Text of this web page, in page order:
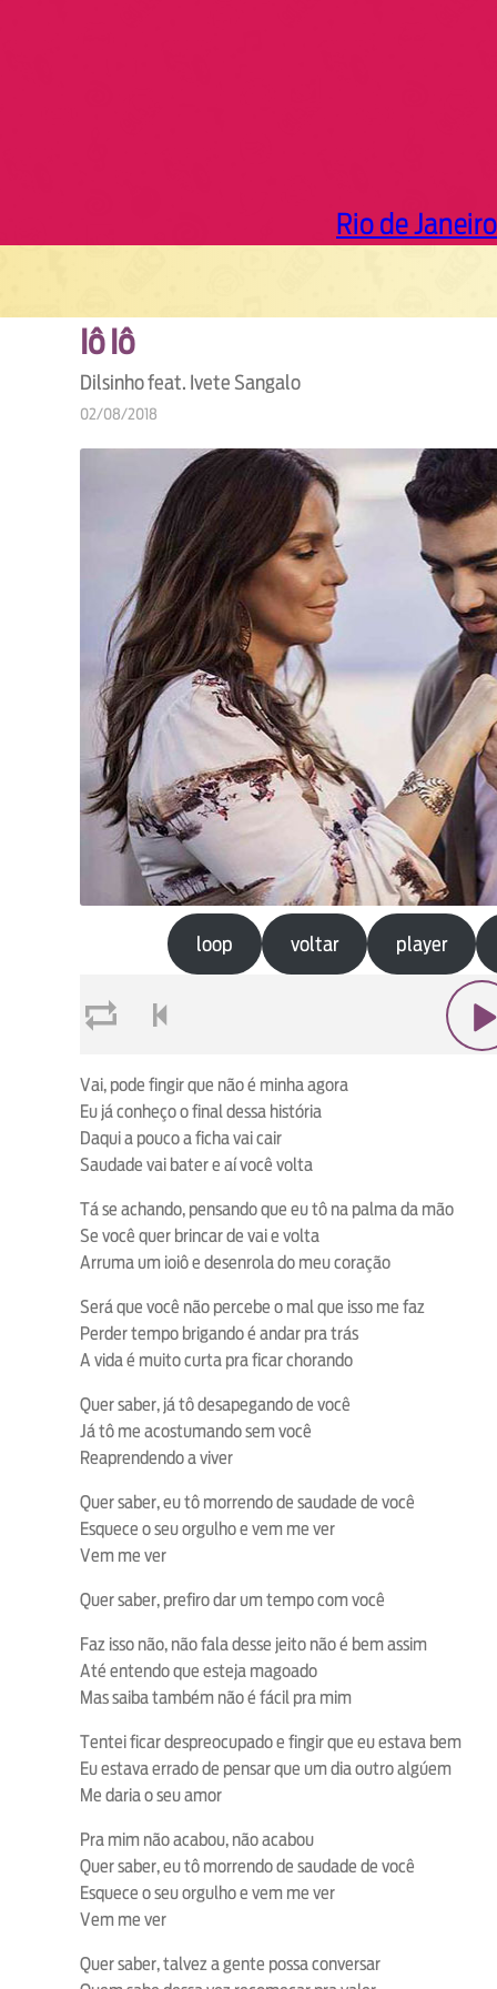
Rio de Janeiro
Iô Iô
Dilsinho feat. Ivete Sangalo
02/08/2018
loop voltar player
Vai, pode fingir que não é minha agora
Eu já conheço o final dessa história
Daqui a pouco a ficha vai cair
Saudade vai bater e aí você volta
Tá se achando, pensando que eu tô na palma da mão
Se você quer brincar de vai e volta
Arruma um ioiô e desenrola do meu coração
Será que você não percebe o mal que isso me faz
Perder tempo brigando é andar pra trás
A vida é muito curta pra ficar chorando
Quer saber, já tô desapegando de você
Já tô me acostumando sem você
Reaprendendo a viver
Quer saber, eu tô morrendo de saudade de você
Esquece o seu orgulho e vem me ver
Vem me ver
Quer saber, prefiro dar um tempo com você
Faz isso não, não fala desse jeito não é bem assim
Até entendo que esteja magoado
Mas saiba também não é fácil pra mim
Tentei ficar despreocupado e fingir que eu estava bem
Eu estava errado de pensar que um dia outro algúem
Me daria o seu amor
Pra mim não acabou, não acabou
Quer saber, eu tô morrendo de saudade de você
Esquece o seu orgulho e vem me ver
Vem me ver
Quer saber, talvez a gente possa conversar